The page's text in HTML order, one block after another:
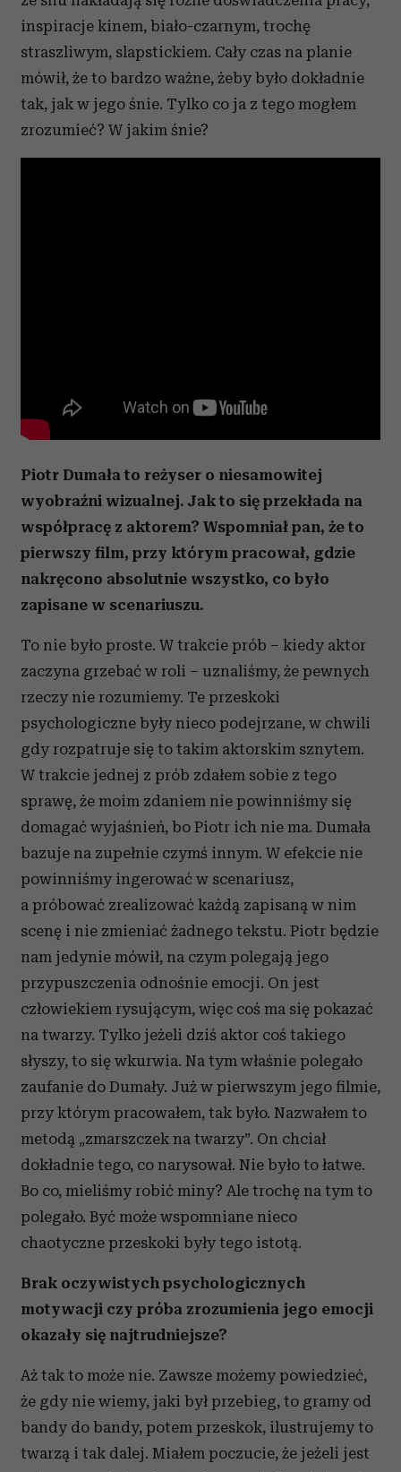
inspiracje kinem, biało-czarnym, trochę
straszliwym, slapstickiem. Cały czas na planie
mówił, że to bardzo ważne, żeby było dokładnie
tak, jak w jego śnie. Tylko co ja z tego mogłem
zrozumieć? W jakim śnie?
Piotr Dumała to reżyser o niesamowitej
wyobraźni wizualnej. Jak to się przekłada na
współpracę z aktorem? Wspomniał pan, że to
pierwszy film, przy którym pracował, gdzie
nakręcono absolutnie wszystko, co było
zapisane w scenariuszu.
To nie było proste. W trakcie prób – kiedy aktor
zaczyna grzebać w roli – uznaliśmy, że pewnych
rzeczy nie rozumiemy. Te przeskoki
psychologiczne były nieco podejrzane, w chwili
gdy rozpatruje się to takim aktorskim sznytem.
W trakcie jednej z prób zdałem sobie z tego
sprawę, że moim zdaniem nie powinniśmy się
domagać wyjaśnień, bo Piotr ich nie ma. Dumała
bazuje na zupełnie czymś innym. W efekcie nie
powinniśmy ingerować w scenariusz,
a próbować zrealizować każdą zapisaną w nim
scenę i nie zmieniać żadnego tekstu. Piotr będzie
nam jedynie mówił, na czym polegają jego
przypuszczenia odnośnie emocji. On jest
człowiekiem rysującym, więc coś ma się pokazać
na twarzy. Tylko jeżeli dziś aktor coś takiego
słyszy, to się wkurwia. Na tym właśnie polegało
zaufanie do Dumały. Już w pierwszym jego filmie,
przy którym pracowałem, tak było. Nazwałem to
metodą „zmarszczek na twarzy”. On chciał
dokładnie tego, co narysował. Nie było to łatwe.
Bo co, mieliśmy robić miny? Ale trochę na tym to
polegało. Być może wspomniane nieco
chaotyczne przeskoki były tego istotą.
Brak oczywistych psychologicznych
motywacji czy próba zrozumienia jego emocji
okazały się najtrudniejsze?
Aż tak to może nie. Zawsze możemy powiedzieć,
że gdy nie wiemy, jaki był przebieg, to gramy od
bandy do bandy, potem przeskok, ilustrujemy to
twarzą i tak dalej. Miałem poczucie, że jeżeli jest